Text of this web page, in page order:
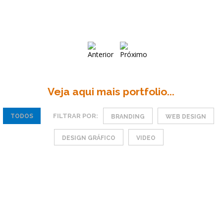
Veja aqui mais portfolio...
TODOS FILTRAR POR: BRANDING WEB DESIGN
DESIGN GRÁFICO VIDEO